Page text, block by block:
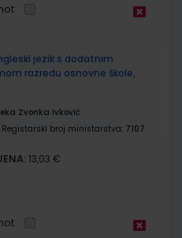
jezik s dodatnim
razredu osnovne škole,
Zvonka Ivković
Registarski broj ministarstva: 7107
13,03 €